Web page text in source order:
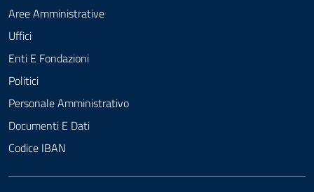
Aree Amministrative
Uffici
Enti E Fondazioni
Politici
Personale Amministrativo
Documenti E Dati
Codice IBAN